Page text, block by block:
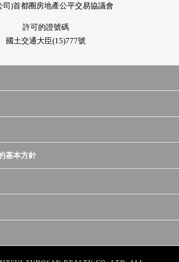
司)首都圈房地產公平交易協議會
許可的證號碼
國土交通大臣(15)777號
基本方針